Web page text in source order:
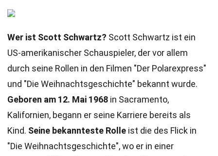
Wer ist Scott Schwartz? Scott Schwartz ist ein
US-amerikanischer Schauspieler, der vor allem
durch seine Rollen in den Filmen "Der Polarexpress"
und "Die Weihnachtsgeschichte" bekannt wurde.
Geboren am 12. Mai 1968 in Sacramento,
Kalifornien, begann er seine Karriere bereits als
Kind. Seine bekannteste Rolle ist die des Flick in
"Die Weihnachtsgeschichte", wo er in einer